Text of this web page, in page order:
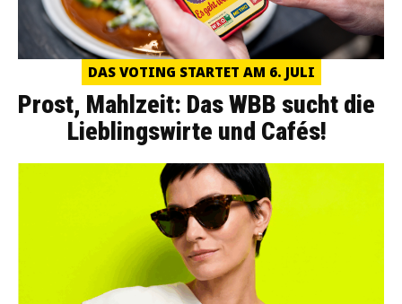
DAS VOTING STARTET AM 6. JULI
Prost, Mahlzeit: Das WBB sucht die
Lieblingswirte und Cafés!